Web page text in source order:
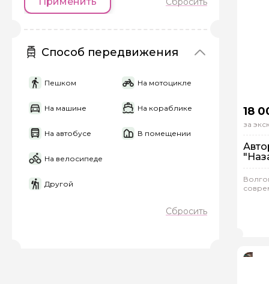
Способ передвижения
Пешком На мотоцикле
На машине На кораблике
На автобусе В помещении
На велосипеде
Другой
Сбросить
18
за
На
персональных
Отправить